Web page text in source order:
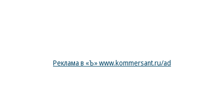
Реклама в «Ъ» www.kommersant.ru/ad